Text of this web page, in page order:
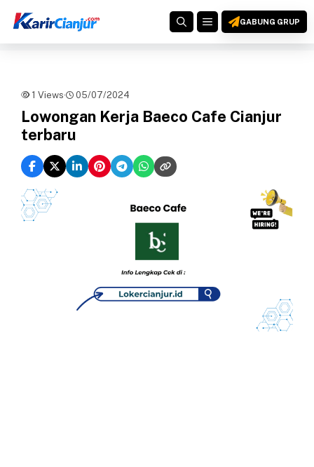
MENUGABUNG GRUP
1 Views· 05/07/2024
Lowongan Kerja Baeco Cafe Cianjur
terbaru